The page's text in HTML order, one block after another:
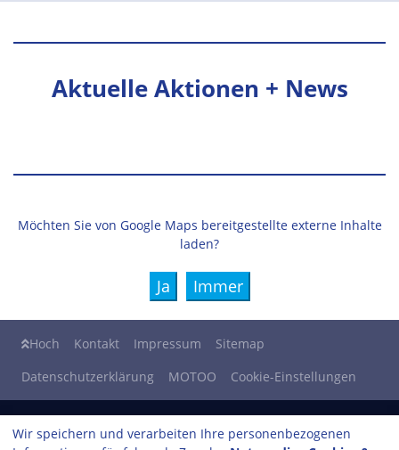
Aktuelle Aktionen + News
Möchten Sie von Google Maps bereitgestellte externe Inhalte
laden?
Ja Immer
Hoch Kontakt Impressum
Sitemap
Datenschutzerklärung
MOTOO Cookie-Einstellungen
Fahrzeugtechnik Kleinedöpke GmbH
Bünder Straße 119
Wir speichern und verarbeiten Ihre personenbezogenen